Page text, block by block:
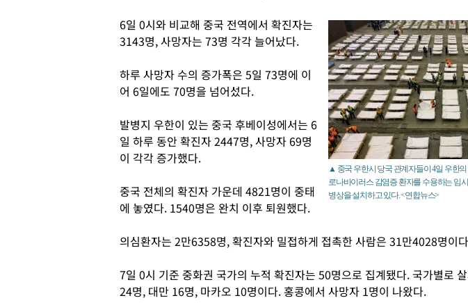
▲ 중국 우한시 당국 관계자들이 4일 우한
로나바이러스 감염증 환자를 수용하는 임
병상을 설치하고 있다. <연합뉴스>
6일 0시와 비교해 중국 전역에서 확진자는
3143명, 사망자는 73명 각각 늘어났다.
하루 사망자 수의 증가폭은 5일 73명에 이
어 6일에도 70명을 넘어섰다.
발병지 우한이 있는 중국 후베이성에서는 6
일 하루 동안 확진자 2447명, 사망자 69명
이 각각 증가했다.
중국 전체의 확진자 가운데 4821명이 중태
에 놓였다. 1540명은 완치 이후 퇴원했다.
의심환자는 2만6358명, 확진자와 밀접하게 접촉한 사람은 31만4028명이
7일 0시 기준 중화권 국가의 누적 확진자는 50명으로 집계됐다. 국가별로
24명, 대만 16명, 마카오 10명이다. 홍콩에서 사망자 1명이 나왔다.